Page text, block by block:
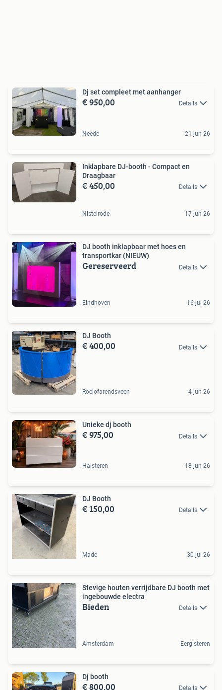
Dj set compleet met aanhanger
€ 950,00 Details
Neede 21 jun 26
Inklapbare DJ-booth - Compact en
Draagbaar
€ 450,00 Details
Nistelrode 17 jun 26
DJ booth inklapbaar met hoes en
transportkar (NIEUW)
Gereserveerd Details
Eindhoven 16 jul 26
DJ Booth
€ 400,00 Details
Roelofarendsveen 4 jun 26
Unieke dj booth
€ 975,00 Details
Halsteren 18 jun 26
DJ Booth
€ 150,00 Details
Made 30 jul 26
Stevige houten verrijdbare DJ booth met
ingebouwde electra
Bieden Details
Amsterdam Eergisteren
Dj booth
€ 800,00 Details